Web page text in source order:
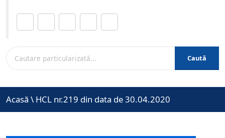
Caută
Acasă \ HCL nr.219 din data de 30.04.2020